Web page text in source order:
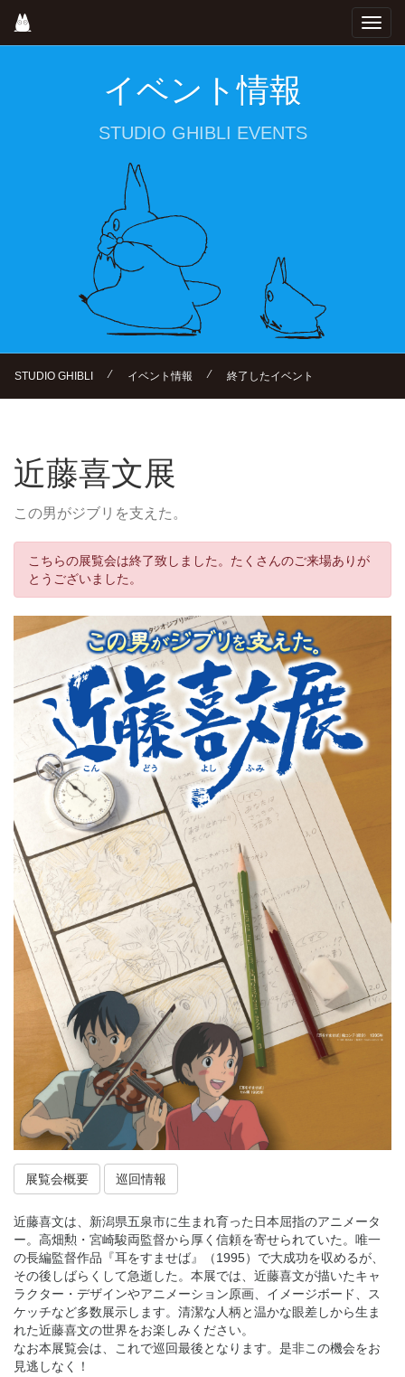
main
イベント情報
STUDIO GHIBLI EVENTS
STUDIO GHIBLI ⁄ イベント情報 ⁄ 終了したイベント
近藤喜文展
この男がジブリを支えた。
こちらの展覧会は終了致しました。たくさんのご来場ありが
とうございました。
展覧会概要 巡回情報
近藤喜文は、新潟県五泉市に生まれ育った日本屈指のアニメータ
ー。高畑勲・宮崎駿両監督から厚く信頼を寄せられていた。唯一
の長編監督作品『耳をすませば』（1995）で大成功を収めるが、
その後しばらくして急逝した。本展では、近藤喜文が描いたキャ
ラクター・デザインやアニメーション原画、イメージボード、ス
ケッチなど多数展示します。清潔な人柄と温かな眼差しから生ま
れた近藤喜文の世界をお楽しみください。
なお本展覧会は、これで巡回最後となります。是非この機会をお
見逃しなく！